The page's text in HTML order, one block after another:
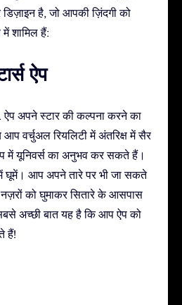
डिज़ाइन है, जो आपकी ज़िंदगी को
में शामिल हैं:
ऐप
ऐप अपने स्टार की कल्पना करने का
वर्चुअल रियलिटी में अंतरिक्ष में सैर
में यूनिवर्स का अनुभव कर सकते हैं।
घूमें। आप अपने तारे पर भी जा सकते
को घुमाकर सितारे के आसपास
अच्छी बात यह है कि आप ऐप को
हैं!